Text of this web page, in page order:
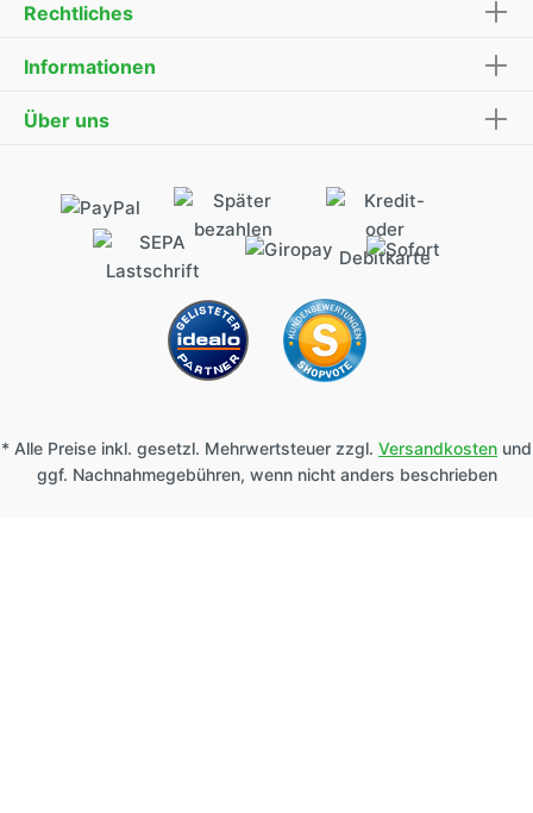
Rechtliches
Informationen
Über uns
* Alle Preise inkl. gesetzl. Mehrwertsteuer zzgl. Versandkosten und
ggf. Nachnahmegebühren, wenn nicht anders beschrieben